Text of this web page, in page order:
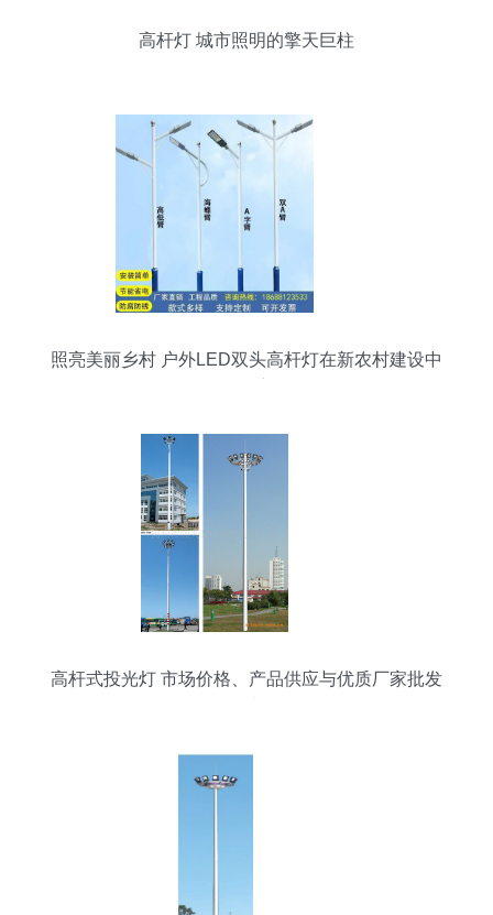
高杆灯 城市照明的擎天巨柱
照亮美丽乡村 户外LED双头高杆灯在新农村建设中
高杆式投光灯 市场价格、产品供应与优质厂家批发